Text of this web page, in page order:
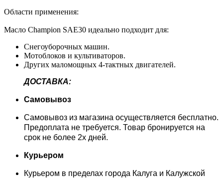
Области применения:
Масло Champion SAE30 идеально подходит для:
Снегоуборочных машин.
Мотоблоков и культиваторов.
Других маломощных 4-тактных двигателей.
ДОСТАВКА:
Самовывоз
Самовывоз из магазина осуществляется бесплатно.
Предоплата не требуется. Товар бронируется на
срок не более 2х дней.
Курьером
Курьером в пределах города Калуга и Калужской